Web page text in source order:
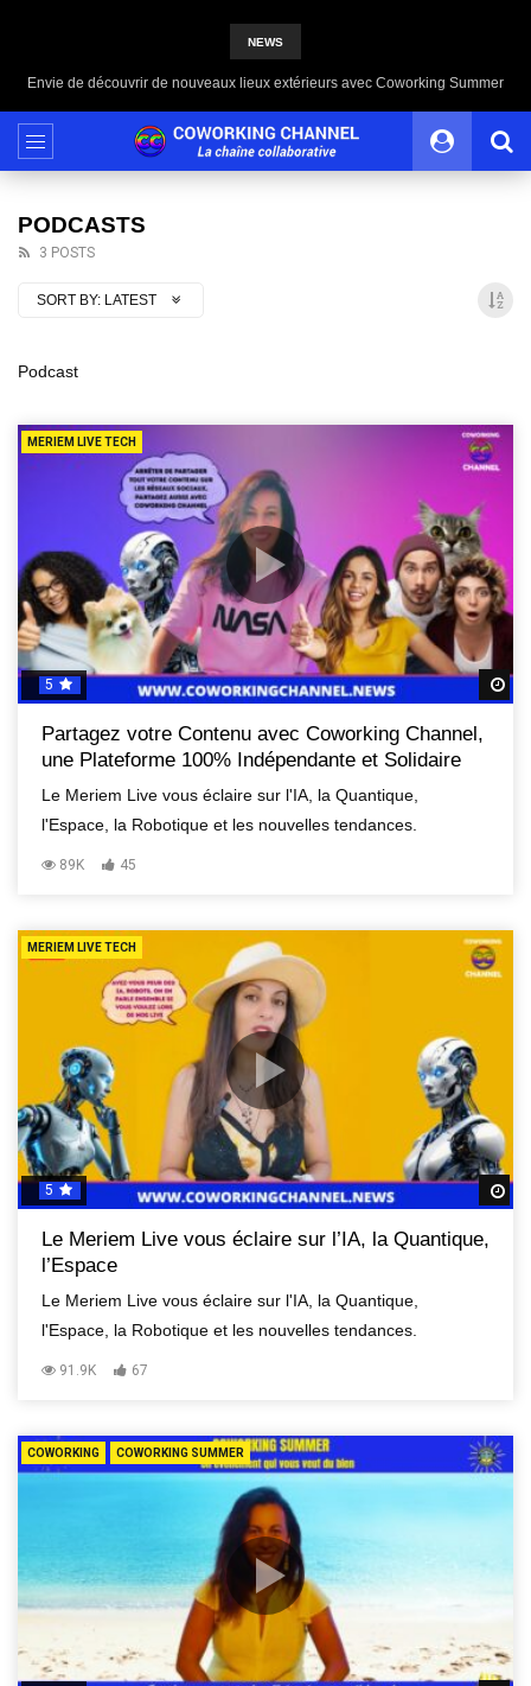
NEWS
Envie de découvrir de nouveaux lieux extérieurs avec Coworking Summer
PODCASTS
3 POSTS
SORT BY: LATEST
Podcast
MERIEM LIVE TECH
5
Partagez votre Contenu avec Coworking Channel,
une Plateforme 100% Indépendante et Solidaire
Le Meriem Live vous éclaire sur l'IA, la Quantique,
l'Espace, la Robotique et les nouvelles tendances.
89K 45
MERIEM LIVE TECH
5
Le Meriem Live vous éclaire sur l’IA, la Quantique,
l’Espace
Le Meriem Live vous éclaire sur l'IA, la Quantique,
l'Espace, la Robotique et les nouvelles tendances.
91.9K 67
COWORKING COWORKING SUMMER